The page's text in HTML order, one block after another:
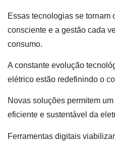
Essas tecnologias se tornam
consciente e a gestão cada
consumo.
A constante evolução
elétrico estão redefinindo o
Novas soluções permitem
eficiente e sustentável da
Ferramentas digitais